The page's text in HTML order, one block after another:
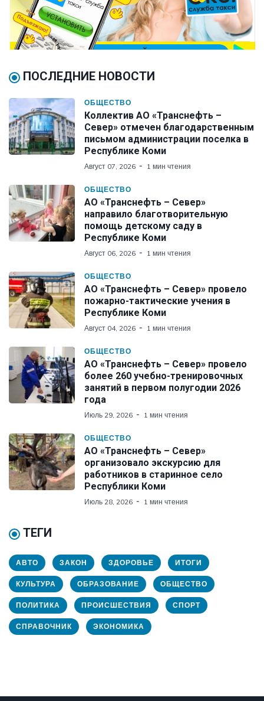
ПОСЛЕДНИЕ НОВОСТИ
ОБЩЕСТВО
Коллектив АО «Транснефть –
Север» отмечен благодарственным
письмом администрации поселка в
Республике Коми
Август 07, 2026 1 мин чтения
ОБЩЕСТВО
АО «Транснефть – Север»
направило благотворительную
помощь детскому саду в
Республике Коми
Август 06, 2026 1 мин чтения
ОБЩЕСТВО
АО «Транснефть – Север» провело
пожарно-тактические учения в
Республике Коми
Август 04, 2026 1 мин чтения
ОБЩЕСТВО
АО «Транснефть – Север» провело
более 260 учебно-тренировочных
занятий в первом полугодии 2026
года
Июль 29, 2026 1 мин чтения
ОБЩЕСТВО
АО «Транснефть – Север»
организовало экскурсию для
работников в старинное село
Республики Коми
Июль 28, 2026 1 мин чтения
ТЕГИ
АВТО ЗАКОН ЗДОРОВЬЕ ИТОГИ
КУЛЬТУРА ОБРАЗОВАНИЕ ОБЩЕСТВО
ПОЛИТИКА ПРОИСШЕСТВИЯ СПОРТ
СПРАВОЧНИК ЭКОНОМИКА